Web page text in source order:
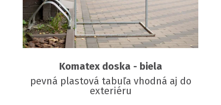
Komatex doska - biela
pevná plastová tabuľa vhodná aj do
exteriéru